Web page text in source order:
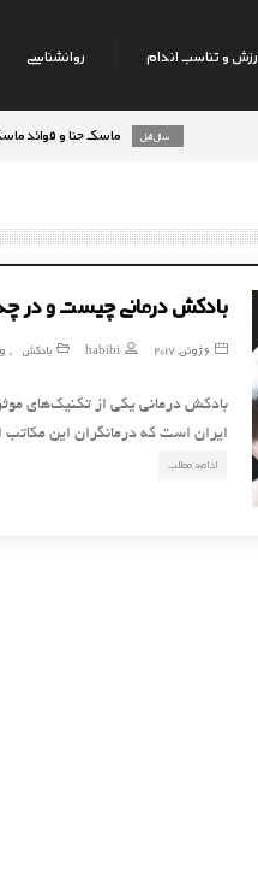
و تناسب اندام روانشناسی
ماسک حنا و فوائد ماسک حنا
بادکش درمانی چیست و در
6 ژوئن, 2017 habibi بادکش ,
بادكش‌ درماني يكي از تكنيك‌هاي
ايران است كه درمانگران اين
ادامه مطلب